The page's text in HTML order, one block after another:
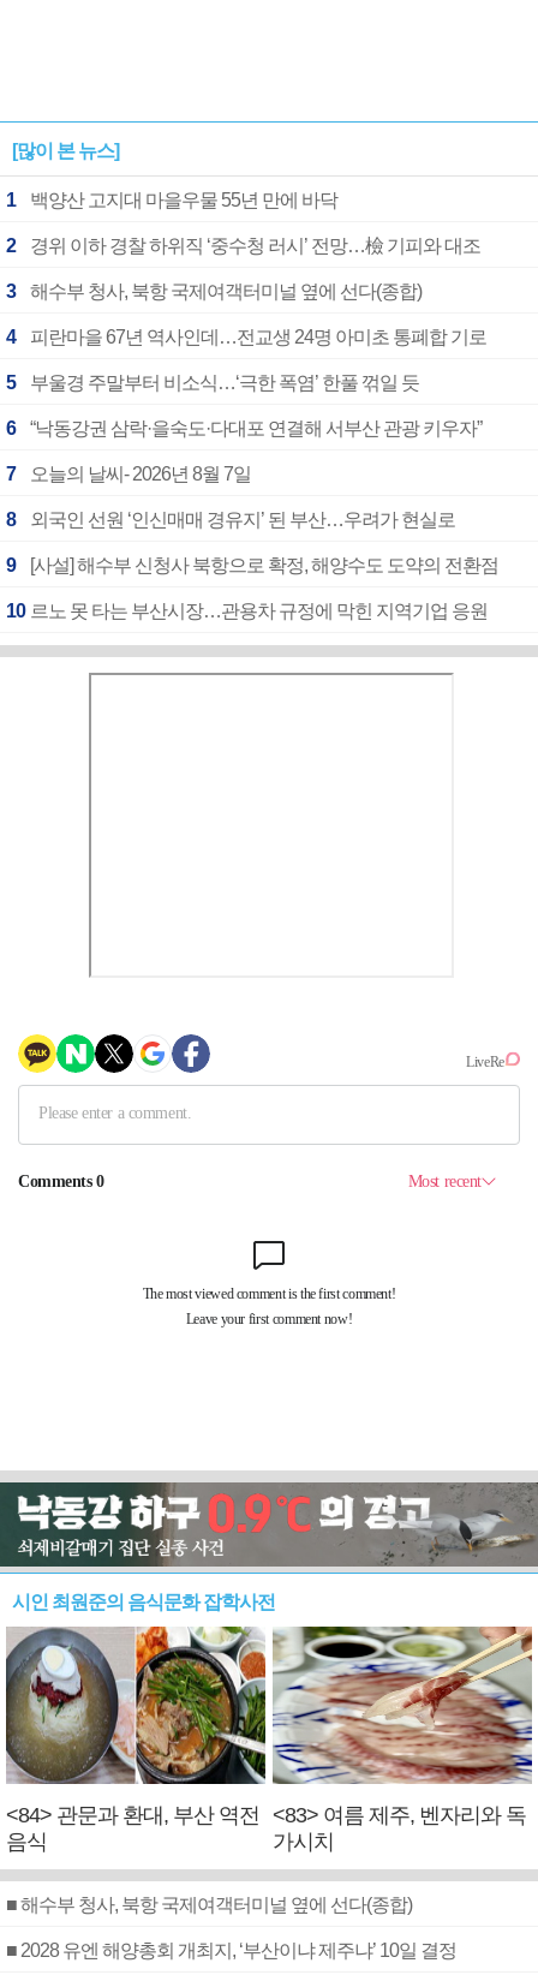
[많이 본 뉴스]
1 백양산 고지대 마을우물 55년 만에 바닥
2 경위 이하 경찰 하위직 ‘중수청 러시’ 전망…檢 기피와 대조
3 해수부 청사, 북항 국제여객터미널 옆에 선다(종합)
4 피란마을 67년 역사인데…전교생 24명 아미초 통폐합 기로
5 부울경 주말부터 비소식…‘극한 폭염’ 한풀 꺾일 듯
6 “낙동강권 삼락·을숙도·다대포 연결해 서부산 관광 키우자”
7 오늘의 날씨- 2026년 8월 7일
8 외국인 선원 ‘인신매매 경유지’ 된 부산…우려가 현실로
9 [사설] 해수부 신청사 북항으로 확정, 해양수도 도약의 전환점
10 르노 못 타는 부산시장…관용차 규정에 막힌 지역기업 응원
시인 최원준의 음식문화 잡학사전
<84> 관문과 환대, 부산 역전
음식
<83> 여름 제주, 벤자리와 독
가시치
■ 해수부 청사, 북항 국제여객터미널 옆에 선다(종합)
■ 2028 유엔 해양총회 개최지, ‘부산이냐 제주냐’ 10일 결정